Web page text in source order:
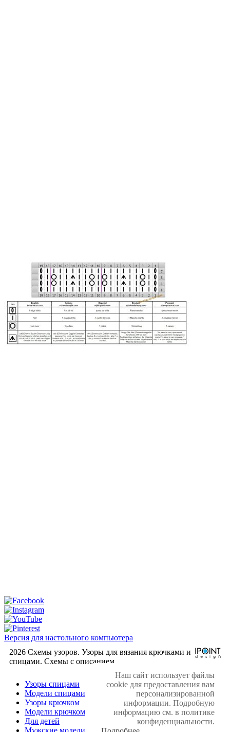
Версия для настольного компьютера
2026 Схемы узоров. Узоры для вязания крючками и
спицами. Cхемы с описанием.
Узоры спицами
Модели спицами
Узоры крючком
Модели крючком
Для детей
Наш сайт использует файлы
cookie для предоставления вам
персонализированной
информации. Подробную
информацию см. в политике
конфиденциальности.